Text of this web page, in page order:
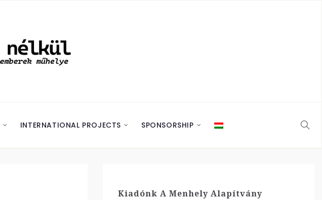
INTERNATIONAL PROJECTS SPONSORSHIP
Kiadónk A Menhely Alapítvány